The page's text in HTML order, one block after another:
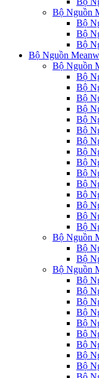
Bộ Nguồn
Bộ
Bộ
Bộ
Bộ Nguồn
Bộ Nguồn
Bộ
Bộ
Bộ
Bộ
Bộ
Bộ
Bộ
Bộ
Bộ
Bộ
Bộ
Bộ
Bộ
Bộ
Bộ
Bộ Nguồn
Bộ
Bộ
Bộ Nguồn
Bộ
Bộ
Bộ
Bộ
Bộ
Bộ
Bộ
Bộ
Bộ